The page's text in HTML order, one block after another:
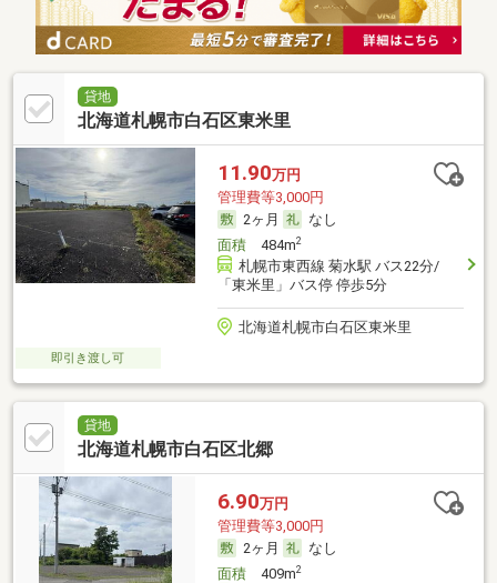
貸地
北海道札幌市白石区東米里
11.90万円
管理費等3,000円
2ヶ月
なし
面積484m2
札幌市東西線 菊水駅 バス22分/
「東米里」バス停 停歩5分
北海道札幌市白石区東米里
即引き渡し可
貸地
北海道札幌市白石区北郷
6.90万円
管理費等3,000円
2ヶ月
なし
面積409m2